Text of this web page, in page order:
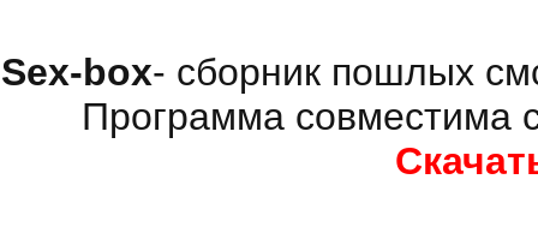
Sex-box- сборник пошлых
Программа совместима